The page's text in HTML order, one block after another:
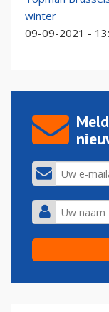
winter
09-09-2021 -